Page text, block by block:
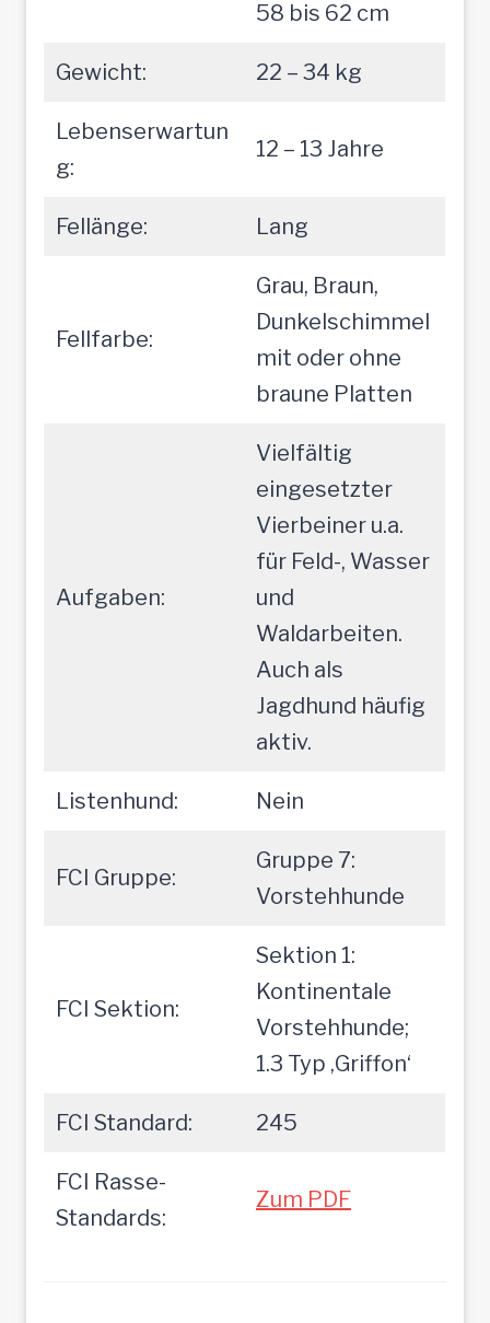
58 bis 62 cm
Gewicht: 22 – 34 kg
Lebenserwartun
g:
12 – 13 Jahre
Fellänge: Lang
Fellfarbe:
Grau, Braun,
Dunkelschimmel
mit oder ohne
braune Platten
Aufgaben:
Vielfältig
eingesetzter
Vierbeiner u.a.
für Feld-, Wasser
und
Waldarbeiten.
Auch als
Jagdhund häufig
aktiv.
Listenhund: Nein
FCI Gruppe:
Gruppe 7:
Vorstehhunde
FCI Sektion:
Sektion 1:
Kontinentale
Vorstehhunde;
1.3 Typ ‚Griffon‘
FCI Standard: 245
FCI Rasse-
Standards:
Zum PDF